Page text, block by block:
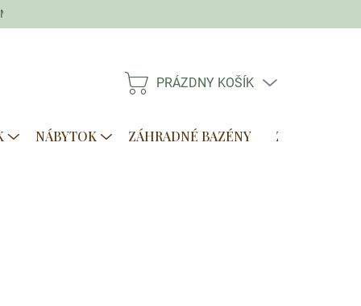
Moja objednávka
NÁKUPNÝ
PRÁZDNY KOŠÍK
NÁBYTOK ZÁHRADNÉ BAZÉNY